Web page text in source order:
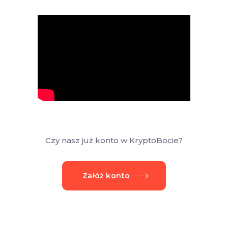
Czy nasz już konto w KryptoBocie?
Załóż konto